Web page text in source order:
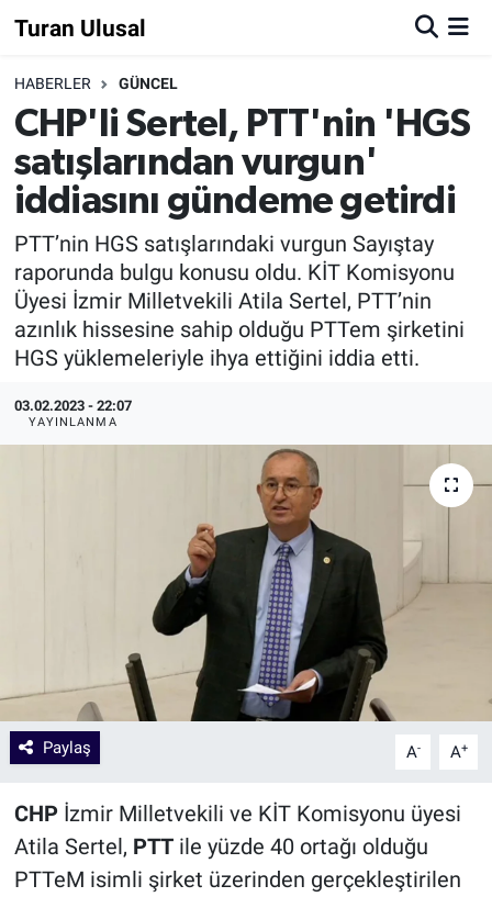
Turan Ulusal
HABERLER GÜNCEL
CHP'li Sertel, PTT'nin 'HGS
satışlarından vurgun'
iddiasını gündeme getirdi
PTT’nin HGS satışlarındaki vurgun Sayıştay
raporunda bulgu konusu oldu. KİT Komisyonu
Üyesi İzmir Milletvekili Atila Sertel, PTT’nin
azınlık hissesine sahip olduğu PTTem şirketini
HGS yüklemeleriyle ihya ettiğini iddia etti.
03.02.2023 - 22:07
YAYINLANMA
Paylaş A- A+
CHPİzmir Milletvekili ve KİT Komisyonu üyesi
Atila Sertel, PTTile yüzde 40 ortağı olduğu
PTTeM isimli şirket üzerinden gerçekleştirilen